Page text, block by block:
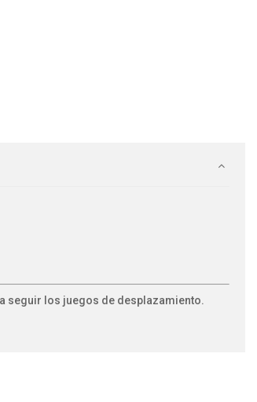
seguir los juegos de desplazamiento.